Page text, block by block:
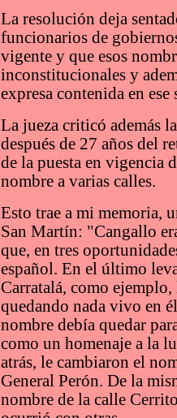
La resolución deja
funcionarios de
vigente y que esos
inconstitucionales y
expresa contenida en
La jueza criticó además
después de 27 años del
de la puesta en vigencia
nombre a varias calles.
Esto trae a mi memoria,
San Martín: "Cangallo
que, en tres
español. En el último
Carratalá, como
quedando nada vivo en
nombre debía quedar
como un homenaje a la
atrás, le cambiaron el
General Perón. De la
nombre de la calle